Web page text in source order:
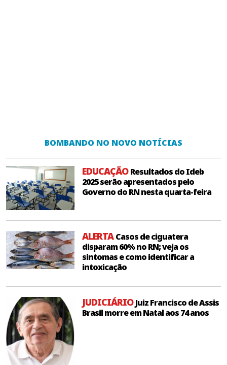
BOMBANDO NO NOVO NOTÍCIAS
EDUCAÇÃOResultados do Ideb
2025 serão apresentados pelo
Governo do RN nesta quarta-feira
ALERTACasos de ciguatera
disparam 60% no RN; veja os
sintomas e como identificar a
intoxicação
JUDICIÁRIOJuiz Francisco de Assis
Brasil morre em Natal aos 74 anos